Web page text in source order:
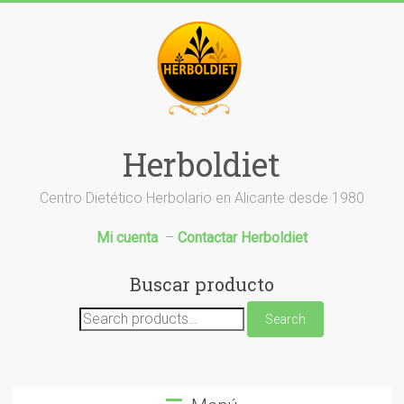
Herboldiet
Centro Dietético Herbolario en Alicante desde 1980
Mi cuenta – Contactar Herboldiet
Buscar producto
Search
for:
Search